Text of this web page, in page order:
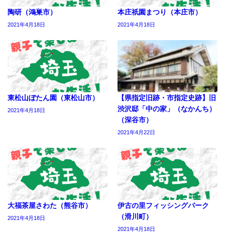
陶研（鴻巣市）
2021年4月18日
本庄祇園まつり（本庄市）
2021年4月18日
東松山ぼたん園（東松山市）
2021年4月18日
【県指定旧跡・市指定史跡】旧
渋沢邸「中の家」（なかんち）
（深谷市）
2021年4月22日
大福茶屋さわた（熊谷市）
2021年4月18日
伊古の里フィッシングパーク
（滑川町）
2021年4月18日